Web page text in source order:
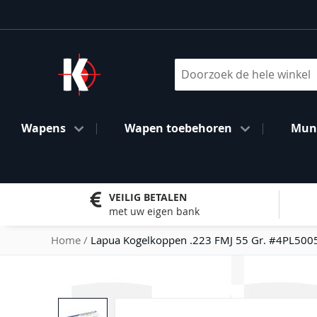
naar
inhoud
Wapens Wapen toebehoren
VEILIG BETALEN
met uw eigen bank
Home Lapua Kogelkoppen .223 FMJ 55 Gr.